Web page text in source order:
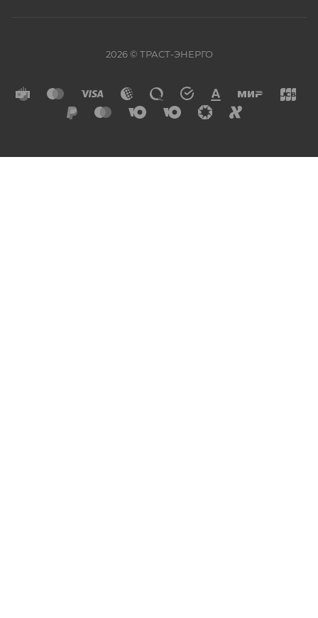
2026 © ТРАСТ-ЭНЕРГО